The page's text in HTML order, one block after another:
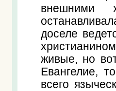
внешними
доселе
живые, но
Евангелие,
всего